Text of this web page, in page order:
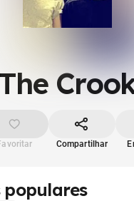
The
Compartilhar
populares